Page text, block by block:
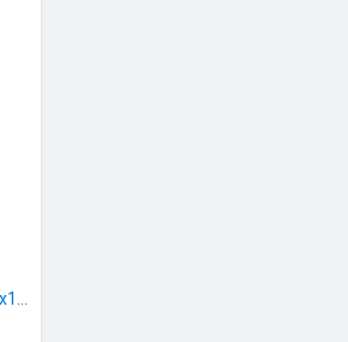
16x16 Kare Buat Kutusu – 160x160 mm PVC Bağlantı Kutusu, Vidalı Kapaklı